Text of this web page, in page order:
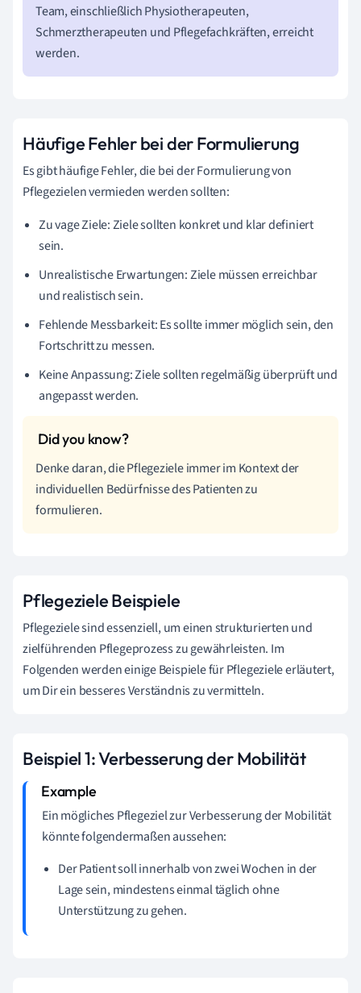
Team, einschließlich Physiotherapeuten,
Schmerztherapeuten und Pflegefachkräften, erreicht
werden.
Häufige Fehler bei der Formulierung
Es gibt häufige Fehler, die bei der Formulierung von
Pflegezielen vermieden werden sollten:
Zu vage Ziele: Ziele sollten konkret und klar definiert
sein.
Unrealistische Erwartungen: Ziele müssen erreichbar
und realistisch sein.
Fehlende Messbarkeit: Es sollte immer möglich sein, den
Fortschritt zu messen.
Keine Anpassung: Ziele sollten regelmäßig überprüft und
angepasst werden.
Denke daran, die Pflegeziele immer im Kontext der
individuellen Bedürfnisse des Patienten zu
formulieren.
Pflegeziele Beispiele
Pflegeziele sind essenziell, um einen strukturierten und
zielführenden Pflegeprozess zu gewährleisten. Im
Folgenden werden einige Beispiele für Pflegeziele erläutert,
um Dir ein besseres Verständnis zu vermitteln.
Beispiel 1: Verbesserung der Mobilität
Ein mögliches Pflegeziel zur Verbesserung der Mobilität
könnte folgendermaßen aussehen:
Der Patient soll innerhalb von zwei Wochen in der
Lage sein, mindestens einmal täglich ohne
Unterstützung zu gehen.